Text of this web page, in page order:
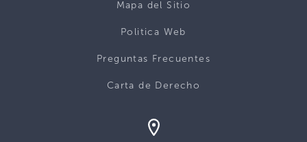
Mapa del Sitio
Politica Web
Preguntas Frecuentes
Carta de Derecho